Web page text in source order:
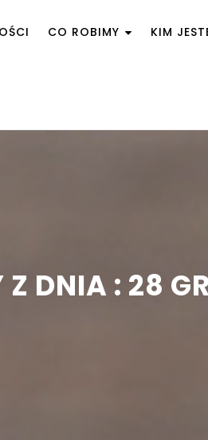
CO ROBIMY KIM
Z DNIA : 28